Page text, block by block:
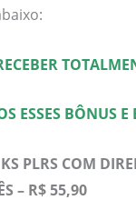
ESSES BÔNUS E
PLRS COM
– R$ 55,90